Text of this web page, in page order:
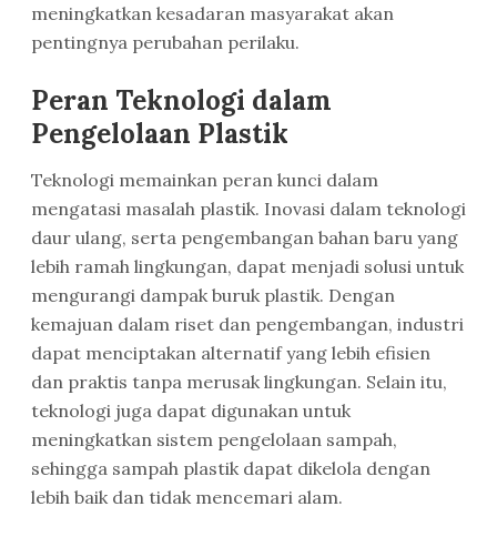
meningkatkan kesadaran masyarakat akan
pentingnya perubahan perilaku.
Peran Teknologi dalam
Pengelolaan Plastik
Teknologi memainkan peran kunci dalam
mengatasi masalah plastik. Inovasi dalam teknologi
daur ulang, serta pengembangan bahan baru yang
lebih ramah lingkungan, dapat menjadi solusi untuk
mengurangi dampak buruk plastik. Dengan
kemajuan dalam riset dan pengembangan, industri
dapat menciptakan alternatif yang lebih efisien
dan praktis tanpa merusak lingkungan. Selain itu,
teknologi juga dapat digunakan untuk
meningkatkan sistem pengelolaan sampah,
sehingga sampah plastik dapat dikelola dengan
lebih baik dan tidak mencemari alam.